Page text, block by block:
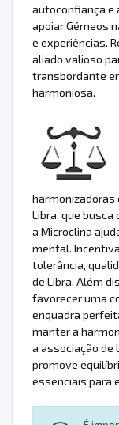
autoconfiança e
apoiar Gémeos
e experiências.
aliado valioso
transbordante
harmoniosa.
harmonizadoras
Libra, que
a Microclina
mental.
tolerância,
de Libra. Além
favorecer uma
enquadra
manter a
a associação de
promove
essenciais para